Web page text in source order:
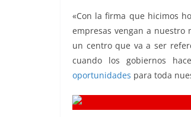
«Con la firma que hicimos
empresas vengan a nuestro
un centro que va a ser
cuando los gobiernos
oportunidades para toda